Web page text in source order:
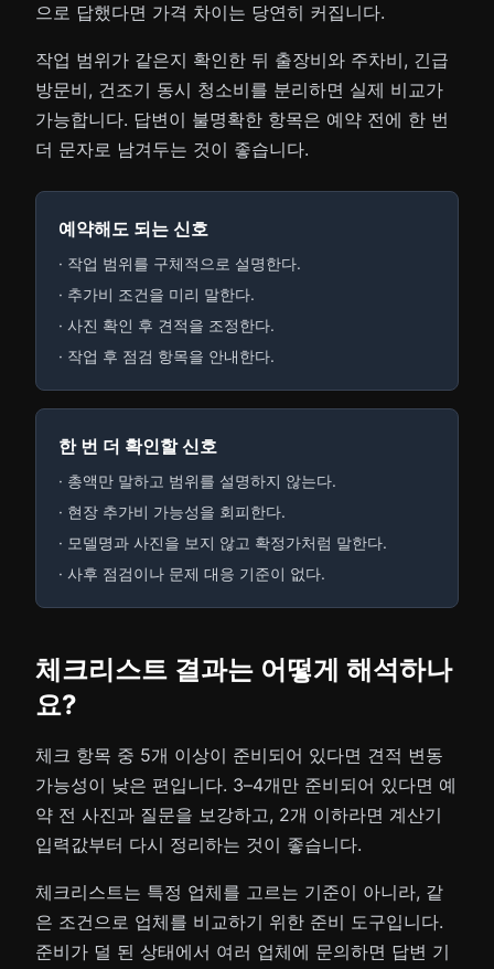
으로 답했다면 가격 차이는 당연히 커집니다.
작업 범위가 같은지 확인한 뒤 출장비와 주차비, 긴급
방문비, 건조기 동시 청소비를 분리하면 실제 비교가
가능합니다. 답변이 불명확한 항목은 예약 전에 한 번
더 문자로 남겨두는 것이 좋습니다.
예약해도 되는 신호
· 작업 범위를 구체적으로 설명한다.
· 추가비 조건을 미리 말한다.
· 사진 확인 후 견적을 조정한다.
· 작업 후 점검 항목을 안내한다.
한 번 더 확인할 신호
· 총액만 말하고 범위를 설명하지 않는다.
· 현장 추가비 가능성을 회피한다.
· 모델명과 사진을 보지 않고 확정가처럼 말한다.
· 사후 점검이나 문제 대응 기준이 없다.
체크리스트 결과는 어떻게 해석하나
요?
체크 항목 중 5개 이상이 준비되어 있다면 견적 변동
가능성이 낮은 편입니다. 3–4개만 준비되어 있다면 예
약 전 사진과 질문을 보강하고, 2개 이하라면 계산기
입력값부터 다시 정리하는 것이 좋습니다.
체크리스트는 특정 업체를 고르는 기준이 아니라, 같
은 조건으로 업체를 비교하기 위한 준비 도구입니다.
준비가 덜 된 상태에서 여러 업체에 문의하면 답변 기